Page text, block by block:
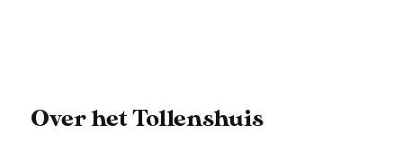
Over het Tollenshuis